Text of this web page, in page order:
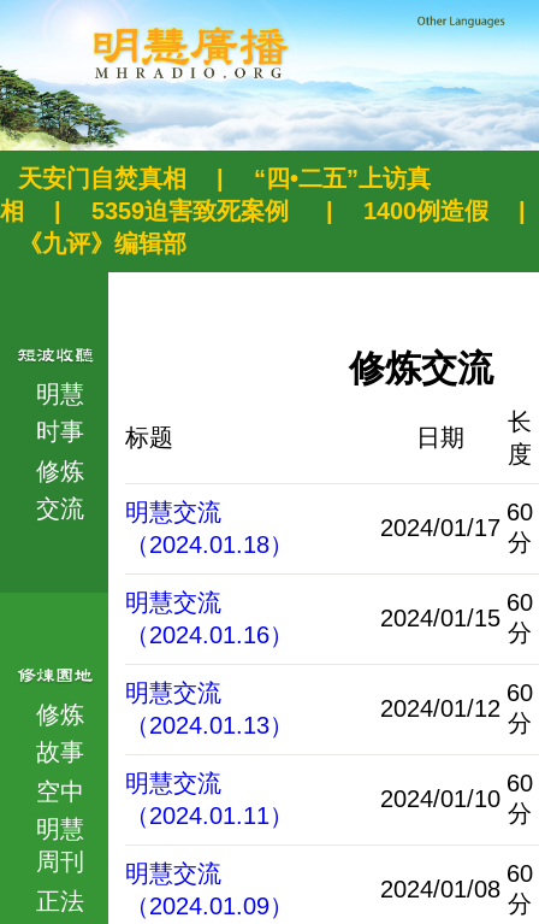
天安门自焚真相
“四•二五”上访真
相
5359迫害致死案例 1400例造假
《九评》编辑部
明慧
时事
修炼
交流
修炼
故事
空中
明慧
周刊
正法
修炼交流
标题 日期
长
度
明慧交流
（2024.01.18）
2024/01/17
60
分
明慧交流
（2024.01.16）
2024/01/15
60
分
明慧交流
（2024.01.13）
2024/01/12
60
分
明慧交流
（2024.01.11）
2024/01/10
60
分
明慧交流
（2024.01.09）
2024/01/08
60
分